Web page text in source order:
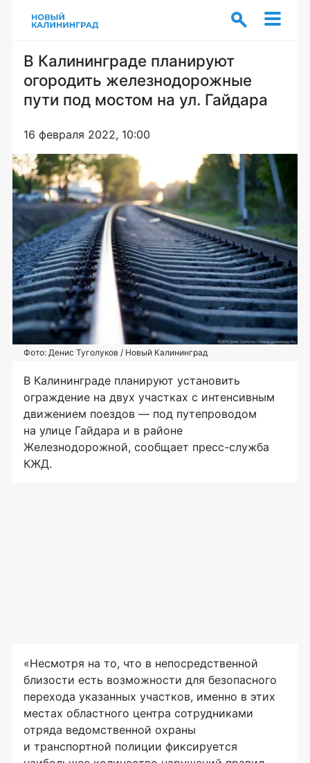
В Калининграде планируют
огородить железнодорожные
пути под мостом на ул. Гайдара
16 февраля 2022, 10:00
Фото: Денис Туголуков / Новый Калининград
В Калининграде планируют установить
ограждение на двух участках с интенсивным
движением поездов — под путепроводом
на улице Гайдара и в районе
Железнодорожной, сообщает пресс-служба
КЖД.
«Несмотря на то, что в непосредственной
близости есть возможности для безопасного
перехода указанных участков, именно в этих
местах областного центра сотрудниками
отряда ведомственной охраны
и транспортной полиции фиксируется